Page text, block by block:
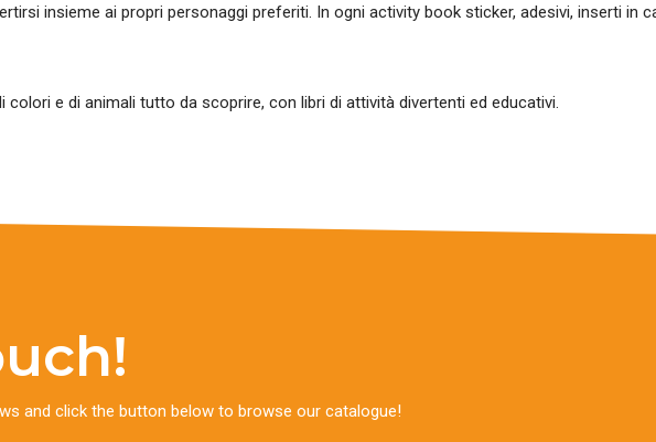
insieme ai propri personaggi preferiti. In ogni activity book sticker, adesivi, inserti in
e di animali tutto da scoprire, con libri di attività divertenti ed educativi.
and click the button below to browse our catalogue!